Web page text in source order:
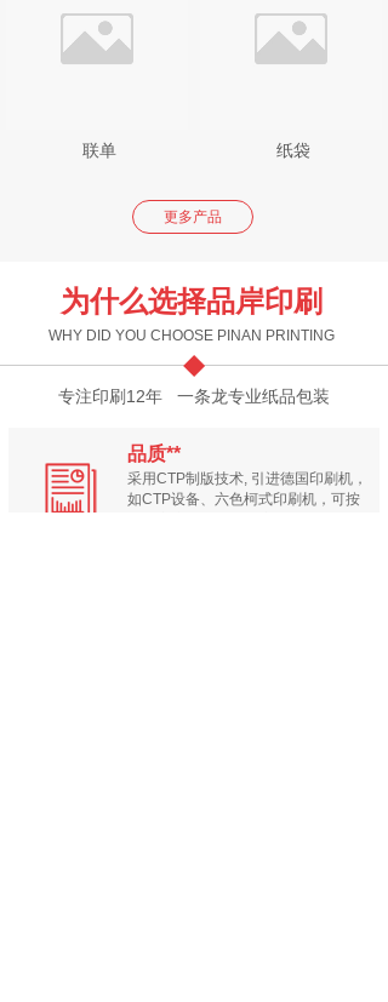
联单 纸袋
更多产品
为什么选择品岸印刷
WHY DID YOU CHOOSE PINAN PRINTING
专注印刷12年 一条龙专业纸品包装
品质**
采用CTP制版技术, 引进德国印刷机，
如CTP设备、六色柯式印刷机，可按